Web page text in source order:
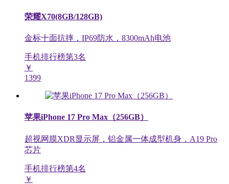
荣耀X70(8GB/128GB)
金标十面抗摔，IP69防水，8300mAh电池
手机排行榜第3名
￥
1399
苹果iPhone 17 Pro Max（256GB）
超视网膜XDR显示屏，铝金属一体成型机身，A19 Pro
芯片
手机排行榜第4名
￥